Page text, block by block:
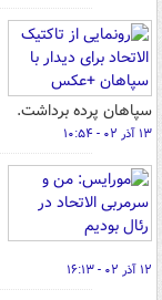
سپاهان پرده برداشت.
۱۳ آذر ۰۲ - ۱۰:۵۴
۱۲ آذر ۰۲ - ۱۶:۱۳